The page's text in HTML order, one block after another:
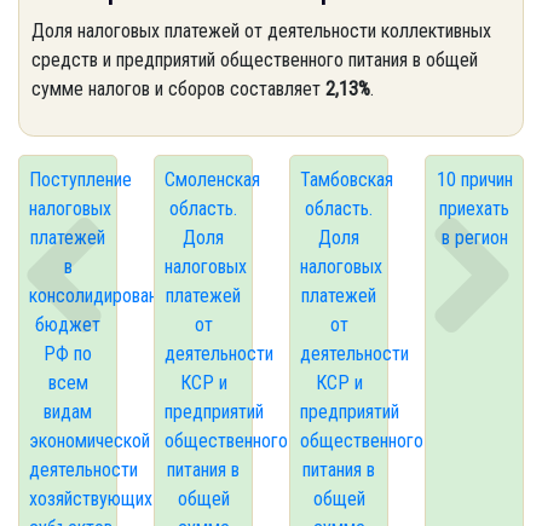
Доля налоговых платежей от деятельности коллективных
средств и предприятий общественного питания в общей
сумме налогов и сборов составляет 2,13%.
Поступление
налоговых
платежей
в
консолидированный
бюджет
РФ по
всем
видам
экономической
деятельности
хозяйствующих
Смоленская
область.
Доля
налоговых
платежей
от
деятельности
КСР и
предприятий
общественного
питания в
общей
Тамбовская
область.
Доля
налоговых
платежей
от
деятельности
КСР и
предприятий
общественного
питания в
общей
10 причин
приехать
в регион